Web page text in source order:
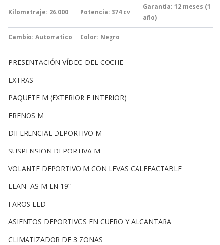
Kilometraje: 26.000 Potencia: 374 cv
Garantía: 12 meses (1
año)
Cambio: Automatico Color: Negro
PRESENTACIÓN VÍDEO DEL COCHE
EXTRAS
PAQUETE M (EXTERIOR E INTERIOR)
FRENOS M
DIFERENCIAL DEPORTIVO M
SUSPENSION DEPORTIVA M
VOLANTE DEPORTIVO M CON LEVAS CALEFACTABLE
LLANTAS M EN 19”
FAROS LED
ASIENTOS DEPORTIVOS EN CUERO Y ALCANTARA
CLIMATIZADOR DE 3 ZONAS